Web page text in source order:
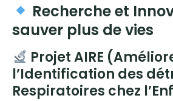
Recherche et
sauver plus de vies
Projet AIRE
l’Identification des
Respiratoires chez